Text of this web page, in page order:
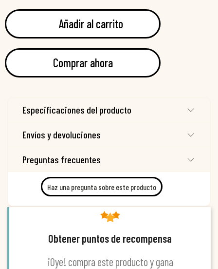
Añadir al carrito
Comprar ahora
Especificaciones del producto
Envíos y devoluciones
Preguntas frecuentes
Haz una pregunta sobre este producto
Obtener puntos de recompensa
¡Oye! compra este producto y gana